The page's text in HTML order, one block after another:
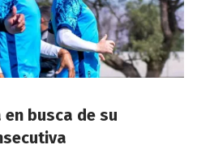
en busca de su